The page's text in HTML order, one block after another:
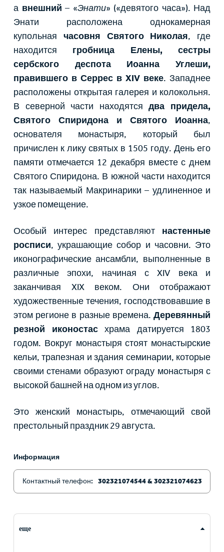
а внешний – «Энати» («девятого часа»). Над
Энати расположена однокамерная
купольная часовня Святого Николая, где
находится гробница Елены, сестры
сербского деспота Иоанна Углеши,
правившего в Серрес в XIV веке. Западнее
расположены открытая галерея и колокольня.
В северной части находятсядва придела,
Святого Спиридона и Святого Иоанна,
основателя монастыря, который был
причислен к лику святых в 1505 году. День его
памяти отмечается 12 декабря вместе с днем
Святого Спиридона. В южной части находится
так называемый Макринарики – удлиненное и
узкое помещение.
Особый интерес представляют настенные
росписи, украшающие собор и часовни. Это
иконографические ансамбли, выполненные в
различные эпохи, начиная с XIV века и
заканчивая XIX веком. Они отображают
художественные течения, господствовавшие в
этом регионе в разные времена. Деревянный
резной иконостас храма датируется 1803
годом. Вокруг монастыря стоят монастырские
кельи, трапезная и здания семинарии, которые
своими стенами образуют ограду монастыря с
высокой башней на одном из углов.
Это женский монастырь, отмечающий свой
престольный праздник 29 августа.
Информация
Контактный телефон: 302321074544 & 302321074623
еще